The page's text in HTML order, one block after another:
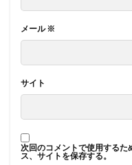
メール※
サイト
次回のコメントで使用するた
ス、サイトを保存する。